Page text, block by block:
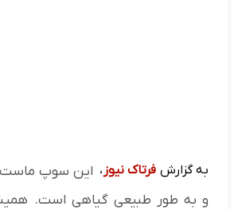
به گزارش فرتاک نیوز ، این سوپ ماست
و به طور طبیعی گیاهی است.